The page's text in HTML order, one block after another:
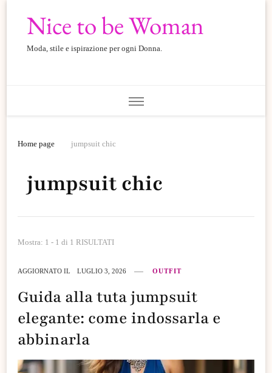
Nice to be Woman
Moda, stile e ispirazione per ogni Donna.
Home page jumpsuit chic
jumpsuit chic
Mostra: 1 - 1 di 1 RISULTATI
AGGIORNATO IL LUGLIO 3, 2026 OUTFIT
Guida alla tuta jumpsuit
elegante: come indossarla e
abbinarla